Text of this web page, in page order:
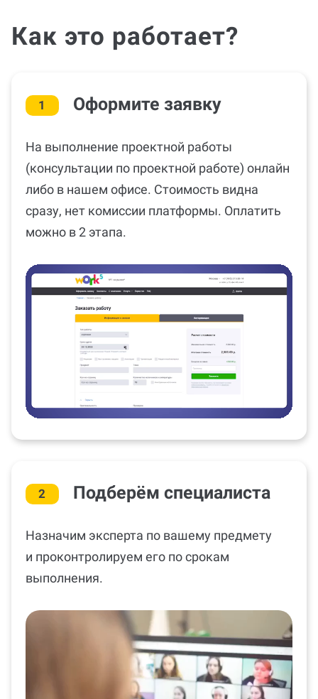
Как это работает?
1 Оформите заявку
На выполнение проектной работы
(консультации по проектной работе) онлайн
либо в нашем офисе. Стоимость видна
сразу, нет комиссии платформы. Оплатить
можно в 2 этапа.
2 Подберём специалиста
Назначим эксперта по вашему предмету
и проконтролируем его по срокам
выполнения.